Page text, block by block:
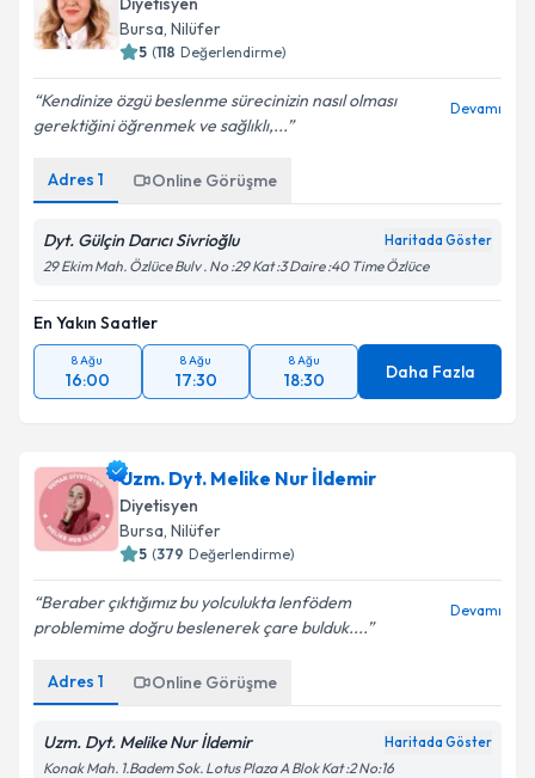
Bursa, Nilüfer
5 (118 Değerlendirme)
Kendinize özgü beslenme sürecinizin nasıl olması
gerektiğini öğrenmek ve sağlıklı,...
Devamı
Adres 1 Online Görüşme
Dyt. Gülçin Darıcı Sivrioğlu Haritada Göster
29 Ekim Mah. Özlüce Bulv . No :29 Kat :3 Daire :40 Time Özlüce
En Yakın Saatler
8 Ağu
16:00
8 Ağu
17:30
8 Ağu
18:30 Daha Fazla
Uzm. Dyt. Melike Nur İldemir
Diyetisyen
Bursa, Nilüfer
5 (379 Değerlendirme)
Beraber çıktığımız bu yolculukta lenfödem
problemime doğru beslenerek çare bulduk....
Devamı
Adres 1 Online Görüşme
Uzm. Dyt. Melike Nur İldemir Haritada Göster
Konak Mah. 1.Badem Sok. Lotus Plaza A Blok Kat :2 No:16